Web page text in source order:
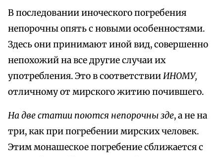
В последовании иноческого погребения
непорочны опять с новыми особенностями.
Здесь они принимают иной вид, совершенно
непохожий на все другие случаи их
употребления. Это в соответствииИНОМУ,
отличному от мирского житию почившего.
На две статии поются непорочны зде, а не на
три, как при погребении мирских человек.
Этим монашеское погребение сближается с